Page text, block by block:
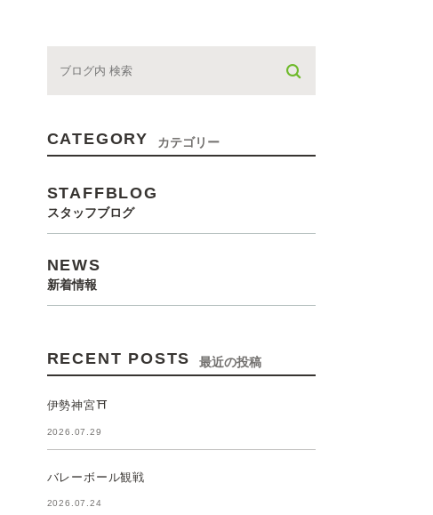
CATEGORY カテゴリー
STAFFBLOG
スタッフブログ
NEWS
新着情報
RECENT POSTS 最近の投稿
伊勢神宮⛩️
2026.07.29
バレーボール観戦
2026.07.24